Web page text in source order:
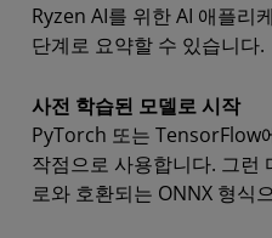
Ryzen AI를 위한 AI 애플리
단계로 요약할 수 있습니다.
사전 학습된 모델로 시작
PyTorch 또는 TensorFlow
작점으로 사용합니다. 그런
로와 호환되는 ONNX 형식